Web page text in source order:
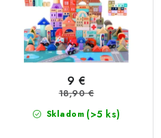
Skladom (>5 ks)
9 €
18,90 €